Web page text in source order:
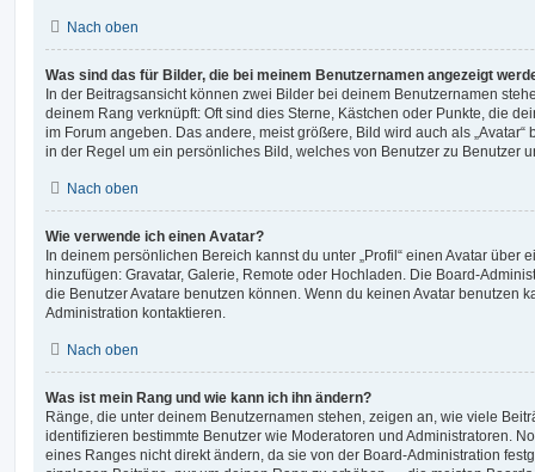
Nach oben
Was sind das für Bilder, die bei meinem Benutzernamen angezeigt
In der Beitragsansicht können zwei Bilder bei deinem Benutzernamen
deinem Rang verknüpft: Oft sind dies Sterne, Kästchen oder Punkte, die
im Forum angeben. Das andere, meist größere, Bild wird auch als
in der Regel um ein persönliches Bild, welches von Benutzer zu Benutzer
Nach oben
Wie verwende ich einen Avatar?
In deinem persönlichen Bereich kannst du unter „Profil“ einen Avatar über
hinzufügen: Gravatar, Galerie, Remote oder Hochladen. Die Board-
die Benutzer Avatare benutzen können. Wenn du keinen Avatar benutzen
Administration kontaktieren.
Nach oben
Was ist mein Rang und wie kann ich ihn ändern?
Ränge, die unter deinem Benutzernamen stehen, zeigen an, wie viele
identifizieren bestimmte Benutzer wie Moderatoren und Administratoren.
eines Ranges nicht direkt ändern, da sie von der Board-Administration